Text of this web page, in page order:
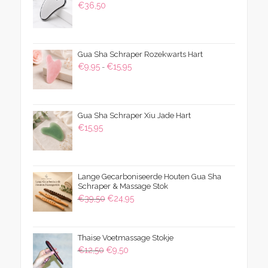
€36,50
Gua Sha Schraper Rozekwarts Hart
€9,95 - €15,95Prijsklasse:
Gua Sha Schraper Xiu Jade Hart
€15,95
Lange Gecarboniseerde Houten Gua Sha
Schraper & Massage Stok
€39,50 Oorspronkelijke
€39,50.
€24,95Huidige
€24,95.
Thaise Voetmassage Stokje
€12,50 Oorspronkelijke
€9,50Huidige